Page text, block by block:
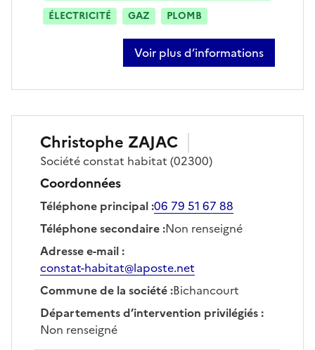
ÉLECTRICITÉ
GAZ PLOMB
Voir plus d’informations
sur ibann legrand
Christophe ZAJAC
Sociétéconstat habitat (02300)
Coordonnées
Téléphone principal:06 79 51 67 88
Téléphone secondaire:Non renseigné
Adresse e-mail:
constat-habitat@laposte.net
Commune de la société:Bichancourt
Départements d’intervention privilégiés:
Non renseigné